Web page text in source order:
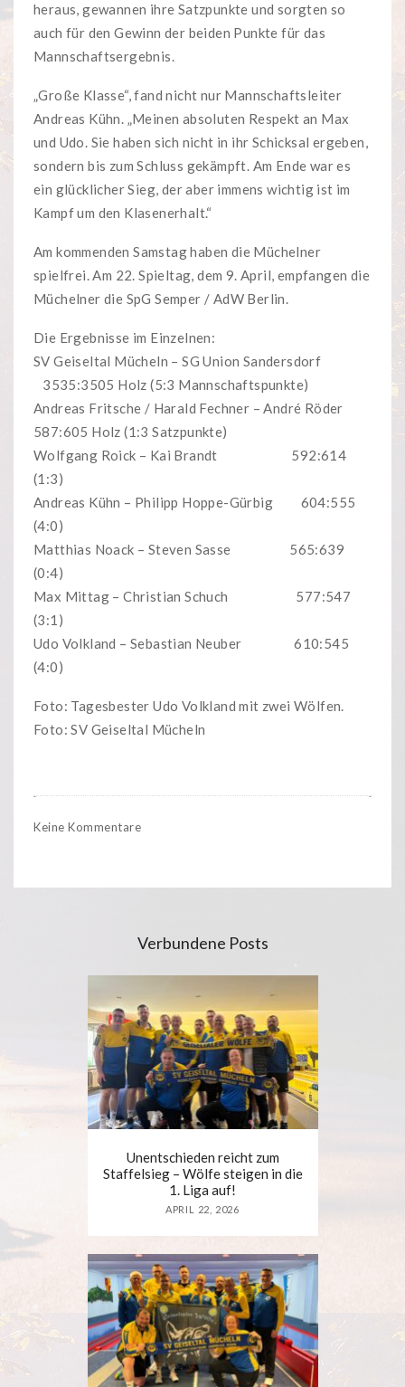
heraus, gewannen ihre Satzpunkte und sorgten so
auch für den Gewinn der beiden Punkte für das
Mannschaftsergebnis.
„Große Klasse“, fand nicht nur Mannschaftsleiter
Andreas Kühn. „Meinen absoluten Respekt an Max
und Udo. Sie haben sich nicht in ihr Schicksal ergeben,
sondern bis zum Schluss gekämpft. Am Ende war es
ein glücklicher Sieg, der aber immens wichtig ist im
Kampf um den Klasenerhalt.“
Am kommenden Samstag haben die Müchelner
spielfrei. Am 22. Spieltag, dem 9. April, empfangen die
Müchelner die SpG Semper / AdW Berlin.
Die Ergebnisse im Einzelnen:
SV Geiseltal Mücheln – SG Union Sandersdorf
3535:3505 Holz (5:3 Mannschaftspunkte)
Andreas Fritsche / Harald Fechner – André Röder
587:605 Holz (1:3 Satzpunkte)
Wolfgang Roick – Kai Brandt 592:614
(1:3)
Andreas Kühn – Philipp Hoppe-Gürbig 604:555
(4:0)
Matthias Noack – Steven Sasse 565:639
(0:4)
Max Mittag – Christian Schuch 577:547
(3:1)
Udo Volkland – Sebastian Neuber 610:545
(4:0)
Foto: Tagesbester Udo Volkland mit zwei Wölfen.
Foto: SV Geiseltal Mücheln
Keine Kommentare
Verbundene Posts
Unentschieden reicht zum
Staffelsieg – Wölfe steigen in die
1. Liga auf!
APRIL 22, 2026